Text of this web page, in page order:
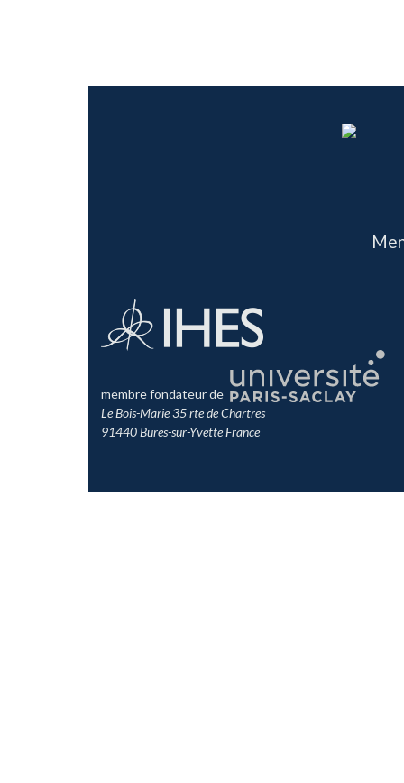
membre fondateur de
Le Bois-Marie 35 rte de Chartres
91440 Bures-sur-Yvette France